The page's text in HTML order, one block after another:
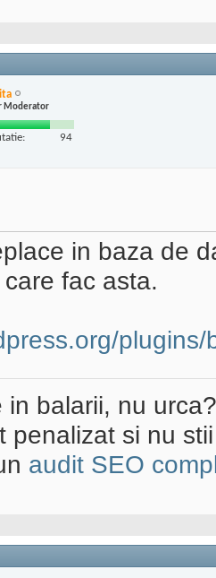
Moderator
94
in baza de
fac asta.
in balarii, nu
penalizat si nu
audit SEO